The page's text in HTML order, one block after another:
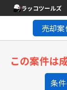
ラッコツールズ
売却
この案件は
条